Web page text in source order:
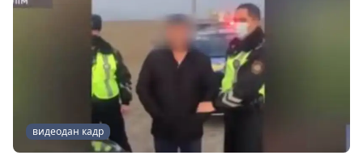
видеодан кадр